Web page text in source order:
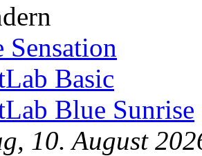
Sensation
Basic
Blue Sunrise
10. August